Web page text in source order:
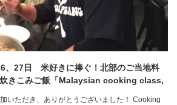
、27日 米好きに捧ぐ！北部のご当地料
きこみご飯「Malaysian cooking class,
いただき、ありがとうございました！ Cooking